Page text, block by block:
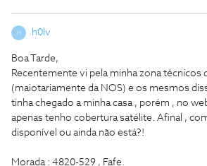
H h0lv
Boa Tarde,
Recentemente vi pela minha zona técnicos
(maiotariamente da NOS) e os mesmos
tinha chegado a minha casa , porém , no
apenas tenho cobertura satélite. Afinal ,
disponível ou ainda não está?!
Morada : 4820-529 , Fafe.